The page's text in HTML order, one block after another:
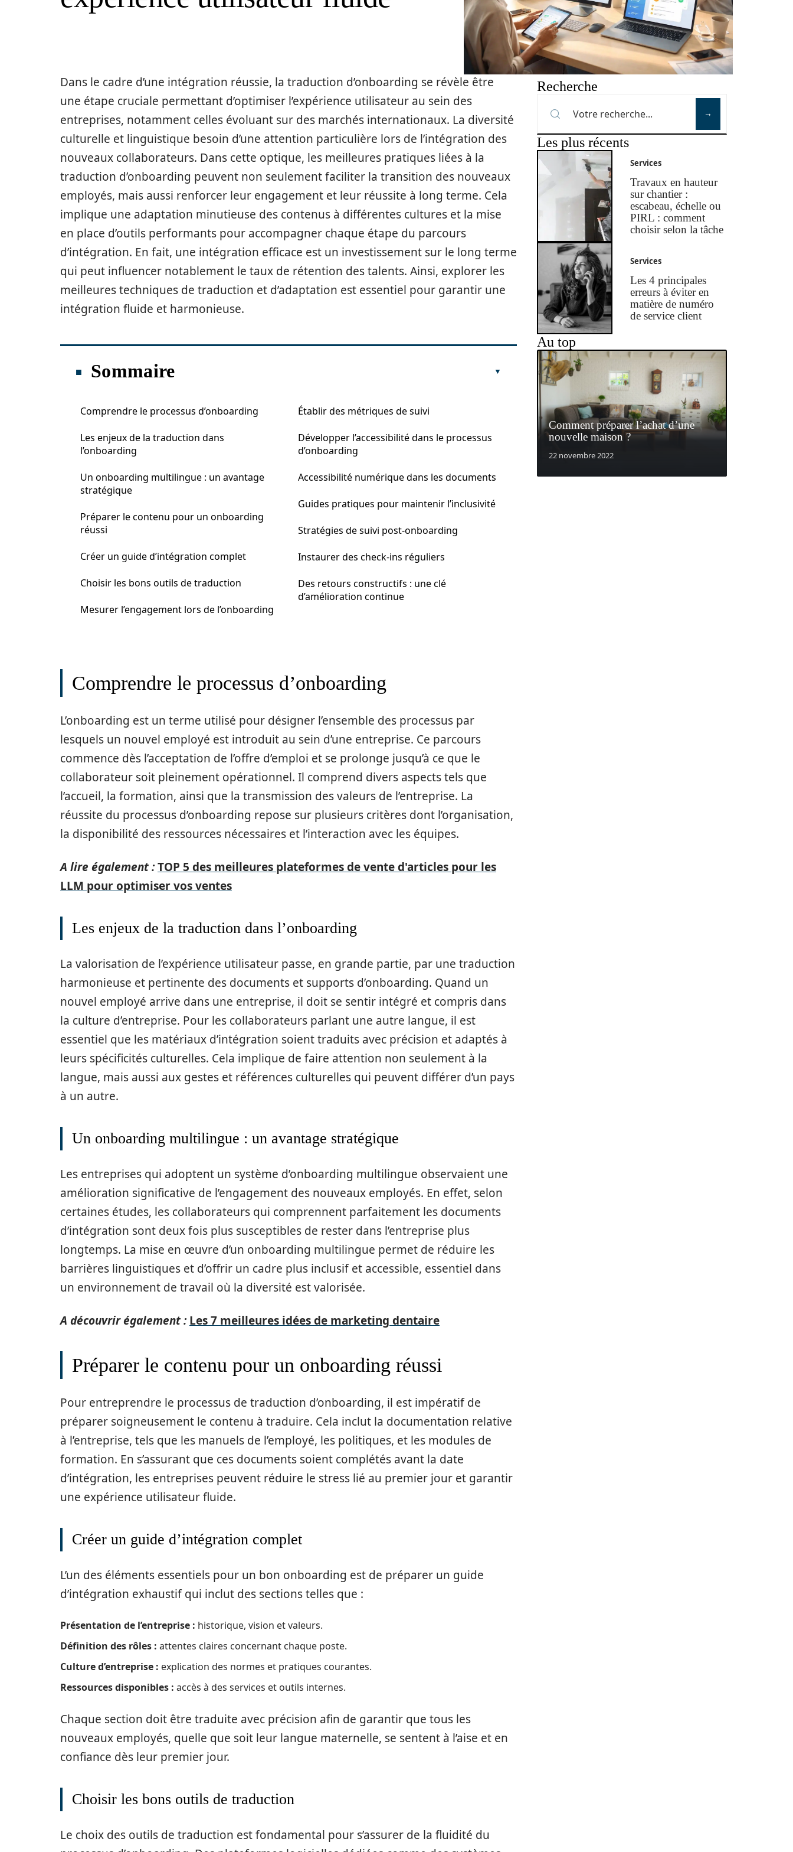
Dans le cadre d’une intégration réussie, la traduction d’onboarding se révèle être
une étape cruciale permettant d’optimiser l’expérience utilisateur au sein des
entreprises, notamment celles évoluant sur des marchés internationaux. La diversité
culturelle et linguistique besoin d’une attention particulière lors de l’intégration des
nouveaux collaborateurs. Dans cette optique, les meilleures pratiques liées à la
traduction d’onboarding peuvent non seulement faciliter la transition des nouveaux
employés, mais aussi renforcer leur engagement et leur réussite à long terme. Cela
implique une adaptation minutieuse des contenus à différentes cultures et la mise
en place d’outils performants pour accompagner chaque étape du parcours
d’intégration. En fait, une intégration efficace est un investissement sur le long terme
qui peut influencer notablement le taux de rétention des talents. Ainsi, explorer les
meilleures techniques de traduction et d’adaptation est essentiel pour garantir une
intégration fluide et harmonieuse.
Sommaire
Comprendre le processus d’onboarding
Les enjeux de la traduction dans
l’onboarding
Un onboarding multilingue : un avantage
stratégique
Préparer le contenu pour un onboarding
réussi
Créer un guide d’intégration complet
Choisir les bons outils de traduction
Mesurer l’engagement lors de l’onboarding
Établir des métriques de suivi
Développer l’accessibilité dans le processus
d’onboarding
Accessibilité numérique dans les documents
Guides pratiques pour maintenir l’inclusivité
Stratégies de suivi post-onboarding
Instaurer des check-ins réguliers
Des retours constructifs : une clé
d’amélioration continue
Comprendre le processus d’onboarding
L’onboarding est un terme utilisé pour désigner l’ensemble des processus par
lesquels un nouvel employé est introduit au sein d’une entreprise. Ce parcours
commence dès l’acceptation de l’offre d’emploi et se prolonge jusqu’à ce que le
collaborateur soit pleinement opérationnel. Il comprend divers aspects tels que
l’accueil, la formation, ainsi que la transmission des valeurs de l’entreprise. La
réussite du processus d’onboarding repose sur plusieurs critères dont l’organisation,
la disponibilité des ressources nécessaires et l’interaction avec les équipes.
A lire également :TOP 5 des meilleures plateformes de vente d'articles pour les
LLM pour optimiser vos ventes
Les enjeux de la traduction dans l’onboarding
La valorisation de l’expérience utilisateur passe, en grande partie, par une traduction
harmonieuse et pertinente des documents et supports d’onboarding. Quand un
nouvel employé arrive dans une entreprise, il doit se sentir intégré et compris dans
la culture d’entreprise. Pour les collaborateurs parlant une autre langue, il est
essentiel que les matériaux d’intégration soient traduits avec précision et adaptés à
leurs spécificités culturelles. Cela implique de faire attention non seulement à la
langue, mais aussi aux gestes et références culturelles qui peuvent différer d’un pays
à un autre.
Un onboarding multilingue : un avantage stratégique
Les entreprises qui adoptent un système d’onboarding multilingue observaient une
amélioration significative de l’engagement des nouveaux employés. En effet, selon
certaines études, les collaborateurs qui comprennent parfaitement les documents
d’intégration sont deux fois plus susceptibles de rester dans l’entreprise plus
longtemps. La mise en œuvre d’un onboarding multilingue permet de réduire les
barrières linguistiques et d’offrir un cadre plus inclusif et accessible, essentiel dans
un environnement de travail où la diversité est valorisée.
A découvrir également : Les 7 meilleures idées de marketing dentaire
Préparer le contenu pour un onboarding réussi
Pour entreprendre le processus de traduction d’onboarding, il est impératif de
préparer soigneusement le contenu à traduire. Cela inclut la documentation relative
à l’entreprise, tels que les manuels de l’employé, les politiques, et les modules de
formation. En s’assurant que ces documents soient complétés avant la date
d’intégration, les entreprises peuvent réduire le stress lié au premier jour et garantir
une expérience utilisateur fluide.
Créer un guide d’intégration complet
L’un des éléments essentiels pour un bon onboarding est de préparer un guide
d’intégration exhaustif qui inclut des sections telles que :
Présentation de l’entreprise : historique, vision et valeurs.
Définition des rôles : attentes claires concernant chaque poste.
Culture d’entreprise : explication des normes et pratiques courantes.
Ressources disponibles : accès à des services et outils internes.
Chaque section doit être traduite avec précision afin de garantir que tous les
nouveaux employés, quelle que soit leur langue maternelle, se sentent à l’aise et en
confiance dès leur premier jour.
Choisir les bons outils de traduction
Le choix des outils de traduction est fondamental pour s’assurer de la fluidité du
Recherche
Les plus récents
Services
Travaux en hauteur
sur chantier :
escabeau, échelle ou
PIRL : comment
choisir selon la tâche
Services
Les 4 principales
erreurs à éviter en
matière de numéro
de service client
Au top
Comment préparer l’achat d’une
nouvelle maison ?
22 novembre 2022